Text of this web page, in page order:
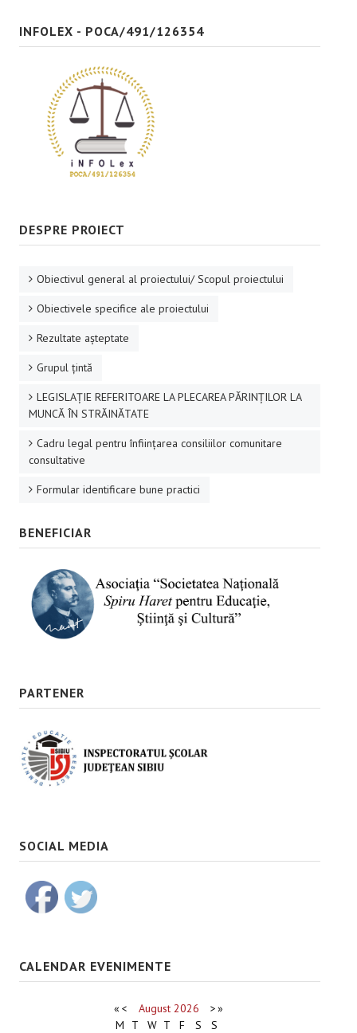
INFOLEX - POCA/491/126354
DESPRE PROIECT
Obiectivul general al proiectului/ Scopul proiectului
Obiectivele specifice ale proiectului
Rezultate aşteptate
Grupul ţintă
LEGISLAȚIE REFERITOARE LA PLECAREA PĂRINȚILOR LA
MUNCĂ ÎN STRĂINĂTATE
Cadru legal pentru înființarea consiliilor comunitare
consultative
Formular identificare bune practici
BENEFICIAR
PARTENER
SOCIAL MEDIA
CALENDAR EVENIMENTE
« < August 2026 >»
M
T W T F S S